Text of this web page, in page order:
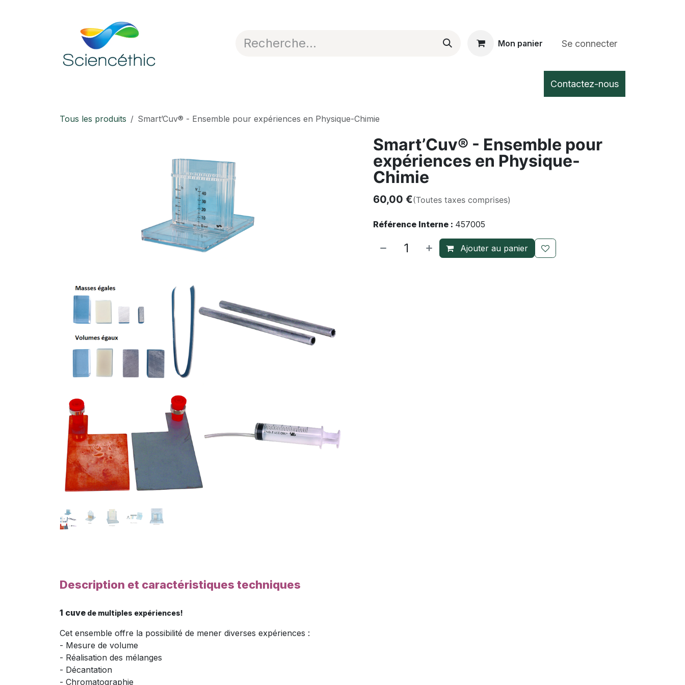
Mon panier Se connecter
Contactez-nous
Tous les produits Smart’Cuv® - Ensemble pour expériences en Physique-Chimie
Smart’Cuv® - Ensemble pour
expériences en Physique-
Chimie
60,00 €(Toutes taxes comprises)
Référence Interne : 457005
Ajouter au panier
Description et caractéristiques techniques
1 cuve de multiples expériences!
Cet ensemble offre la possibilité de mener diverses expériences :
- Mesure de volume
- Réalisation des mélanges
- Décantation
- Chromatographie